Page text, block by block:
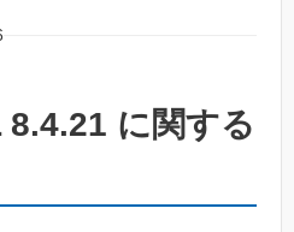
に関する